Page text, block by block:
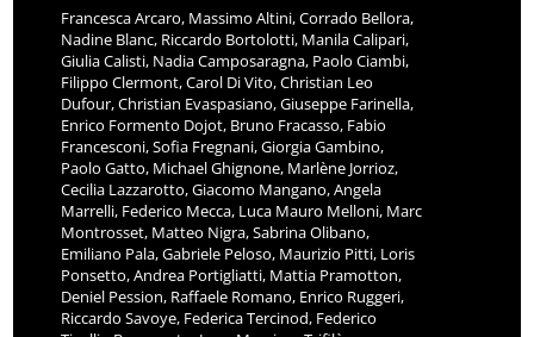
Francesca Arcaro, Massimo Altini, Corrado Bellora,
Nadine Blanc, Riccardo Bortolotti, Manila Calipari,
Giulia Calisti, Nadia Camposaragna, Paolo Ciambi,
Filippo Clermont, Carol Di Vito, Christian Leo
Dufour, Christian Evaspasiano, Giuseppe Farinella,
Enrico Formento Dojot, Bruno Fracasso, Fabio
Francesconi, Sofia Fregnani, Giorgia Gambino,
Paolo Gatto, Michael Ghignone, Marlène Jorrioz,
Cecilia Lazzarotto, Giacomo Mangano, Angela
Marrelli, Federico Mecca, Luca Mauro Melloni, Marc
Montrosset, Matteo Nigra, Sabrina Olibano,
Emiliano Pala, Gabriele Peloso, Maurizio Pitti, Loris
Ponsetto, Andrea Portigliatti, Mattia Pramotton,
Deniel Pession, Raffaele Romano, Enrico Ruggeri,
Riccardo Savoye, Federica Tercinod, Federico